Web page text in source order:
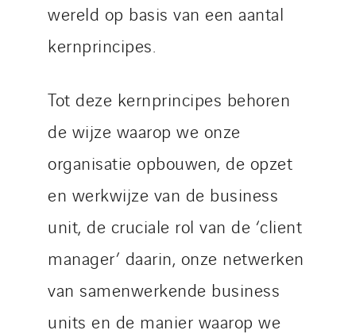
wereld op basis van een aantal
kernprincipes.
Tot deze kernprincipes behoren
de wijze waarop we onze
organisatie opbouwen, de opzet
en werkwijze van de business
unit, de cruciale rol van de ‘client
manager’ daarin, onze netwerken
van samenwerkende business
units en de manier waarop we